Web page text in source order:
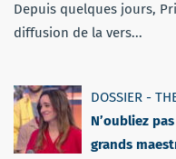
Depuis quelques jours,
diffusion de la vers...
DOSSIER -
N’oubliez
grands